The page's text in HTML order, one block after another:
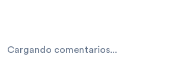
Cargando comentarios...